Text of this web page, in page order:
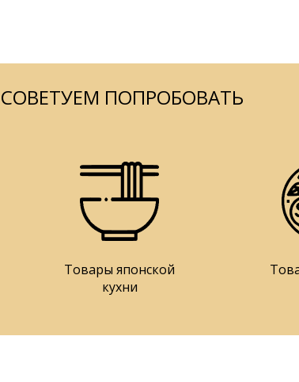
СОВЕТУЕМ ПОПРОБОВАТЬ
Товары японской
кухни